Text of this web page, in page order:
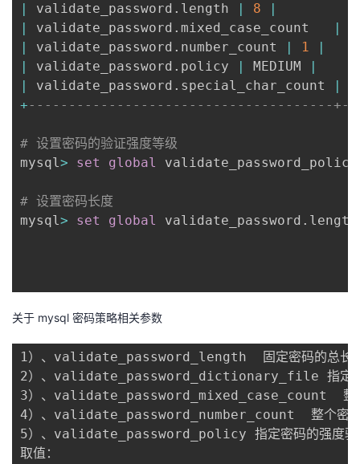
|
validate_password . length | 8
|
|
validate_password . mixed_case_count |
|
validate_password . number_count | 1
|
|
validate_password . policy | MEDIUM
|
|
validate_password . special_char_count |
+--------------------------------------
# 设置密码的验证强度等级
mysql> set global validate_password_policy
# 设置密码长度
mysql> set global validate_password . length
关于 mysql 密码策略相关参数
1）、validate_password_length  固定密码的总长
2）、validate_password_dictionary_file 指定密
3）、validate_password_mixed_case_count  整个
4）、validate_password_number_count  整个密码
5）、validate_password_policy 指定密码的强度验
取值：